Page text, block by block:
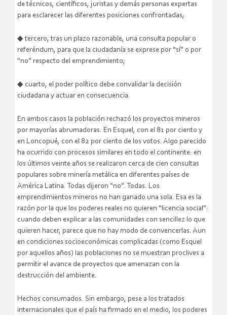
de técnicos, científicos, juristas y demás personas expertas
para esclarecer las diferentes posiciones confrontadas;
◆ tercero, tras un plazo razonable, una consulta popular o
referéndum, para que la ciudadanía se exprese por “sí” o por
“no” respecto del emprendimiento;
◆ cuarto, el poder político debe convalidar la decisión
ciudadana y actuar en consecuencia.
En ambos casos la población rechazó los proyectos mineros
por mayorías abrumadoras. En Esquel, con el 81 por ciento y
en Loncopué, con el 82 por ciento de los votos. Algo parecido
ha ocurrido con procesos similares en todo el continente: en
los últimos veinte años se realizaron cerca de cien consultas
populares sobre minería metálica en diferentes países de
América Latina. Todas dijeron “no”. Todas. Los
emprendimientos mineros no han ganado una sola. Esa es la
razón por la que los poderes reales no quieren “licencia social”:
cuando deben explicar a las comunidades con sencillez lo que
quieren hacer, parece que no hay modo de convencerlas. Aun
en condiciones socioeconómicas complicadas (como Esquel
por aquellos años) las poblaciones no se muestran proclives a
permitir el avance de proyectos que amenazan con la
destrucción del ambiente.
Hechos consumados. Sin embargo, pese a los tratados
internacionales que el país ha firmado en el medio, los poderes